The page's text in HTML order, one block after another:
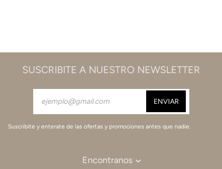
SUSCRIBITE A NUESTRO NEWSLETTER
Suscribite y enterate de las ofertas y promociones antes que nadie.
Encontranos